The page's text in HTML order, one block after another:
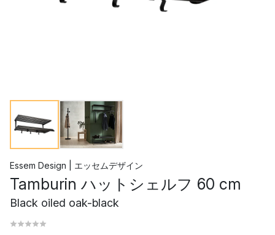
Essem Design | エッセムデザイン
Tamburin ハットシェルフ 60 cm
Black oiled oak-black